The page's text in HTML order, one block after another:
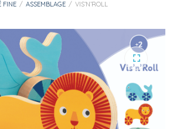
FINE / ASSEMBLAGE / VIS’N’ROLL